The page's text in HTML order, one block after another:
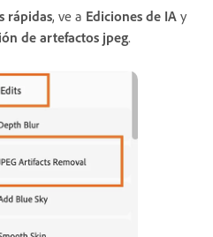
rápidas, ve a Ediciones de IA y
de artefactos jpeg.